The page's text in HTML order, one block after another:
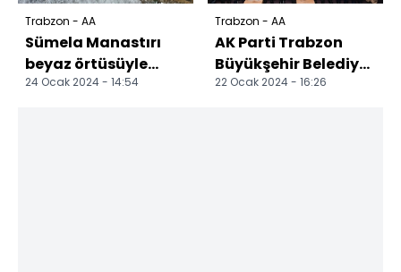
Trabzon - AA
Sümela Manastırı
beyaz örtüsüyle
görüntülendi
24 Ocak 2024 - 14:54
Trabzon - AA
AK Parti Trabzon
Büyükşehir Belediye
Başkan adayı Genç,
22 Ocak 2024 - 16:26